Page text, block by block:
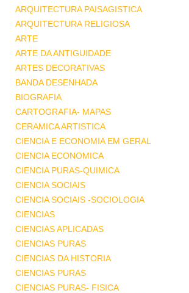
ARQUITECTURA PAISAGISTICA
ARQUITECTURA RELIGIOSA
ARTE
ARTE DA ANTIGUIDADE
ARTES DECORATIVAS
BANDA DESENHADA
BIOGRAFIA
CARTOGRAFIA- MAPAS
CERAMICA ARTISTICA
CIENCIA E ECONOMIA EM GERAL
CIENCIA ECONOMICA
CIENCIA PURAS-QUIMICA
CIENCIA SOCIAIS
CIENCIA SOCIAIS -SOCIOLOGIA
CIENCIAS
CIENCIAS APLICADAS
CIENCIAS PURAS
CIENCIAS DA HISTORIA
CIENCIAS PURAS
CIENCIAS PURAS- FISICA